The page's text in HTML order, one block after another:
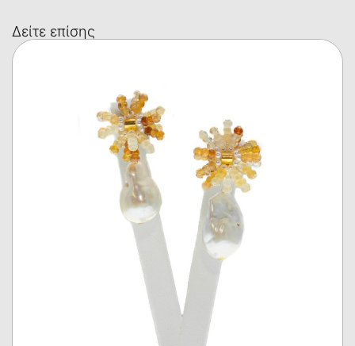
Δείτε επίσης